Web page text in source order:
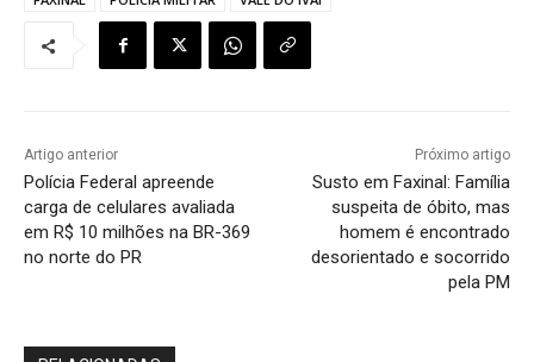
Artigo anterior
Polícia Federal apreende
carga de celulares avaliada
em R$ 10 milhões na BR-369
no norte do PR
Próximo artigo
Susto em Faxinal: Família
suspeita de óbito, mas
homem é encontrado
desorientado e socorrido
pela PM